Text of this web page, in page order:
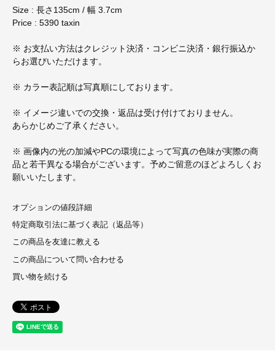
Size : 長さ135cm / 幅 3.7cm
Price : 5390 taxin
※ お支払い方法はクレジット決済・コンビニ決済・銀行振込か
らお選びいただけます。
※ カラー表記順は写真順にしております。
※ イメージ違いでの交換・返品は受け付けておりません。
あらかじめご了承ください。
※ 画像内の光の加減やPCの環境によって写真の色味が実際の商
品と若干異なる場合がございます。予めご留意のほどよろしくお
願いいたします。
オプションの値段詳細
特定商取引法に基づく表記（返品等）
この商品を友達に教える
この商品について問い合わせる
買い物を続ける